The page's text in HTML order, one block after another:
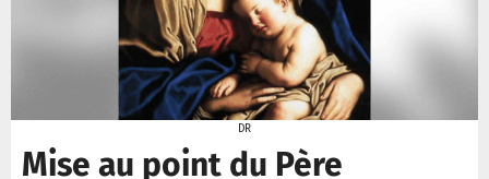
DR
Mise au point du Père